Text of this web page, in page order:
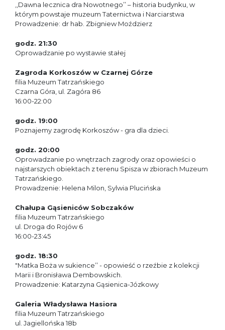
,,Dawna lecznica dra Nowotnego’’ – historia budynku, w
którym powstaje muzeum Taternictwa i Narciarstwa
Prowadzenie: dr hab. Zbigniew Moździerz
godz. 21:30
Oprowadzanie po wystawie stałej
Zagroda Korkoszów w Czarnej Górze
filia Muzeum Tatrzańskiego
Czarna Góra, ul. Zagóra 86
16:00-22:00
godz. 19:00
Poznajemy zagrodę Korkoszów - gra dla dzieci.
godz. 20:00
Oprowadzanie po wnętrzach zagrody oraz opowieści o
najstarszych obiektach z terenu Spisza w zbiorach Muzeum
Tatrzańskiego.
Prowadzenie: Helena Milon, Sylwia Plucińska
Chałupa Gąsieniców Sobczaków
filia Muzeum Tatrzańskiego
ul. Droga do Rojów 6
16:00-23:45
godz. 18:30
"Matka Boża w sukience’’ - opowieść o rzeźbie z kolekcji
Marii i Bronisława Dembowskich.
Prowadzenie: Katarzyna Gąsienica-Józkowy
Galeria Władysława Hasiora
filia Muzeum Tatrzańskiego
ul. Jagiellońska 18b